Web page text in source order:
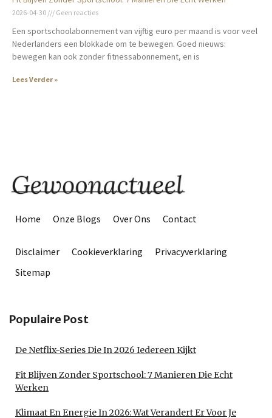
2026-04-30 Geen reacties
Een sportschoolabonnement van vijftig euro per maand is voor veel
Nederlanders een blokkade om te bewegen. Goed nieuws:
bewegen kan ook zonder fitnessabonnement, en is
Lees Verder »
Home Onze Blogs Over Ons Contact
Disclaimer Cookieverklaring
Privacyverklaring
Sitemap
Populaire Post
De Netflix-Series Die In 2026 Iedereen Kijkt
Fit Blijven Zonder Sportschool: 7 Manieren Die Echt
Werken
Klimaat En Energie In 2026: Wat Verandert Er Voor Je